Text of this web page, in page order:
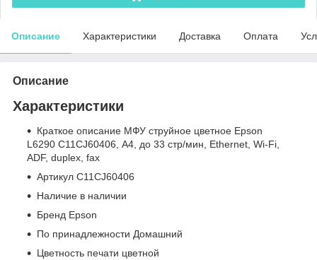
Описание Характеристики Доставка Оплата
Описание
Характеристики
Краткое описание МФУ струйное цветное Epson
L6290 C11CJ60406, А4, до 33 стр/мин, Ethernet, Wi-Fi,
ADF, duplex, fax
Артикул C11CJ60406
Наличие в наличии
Бренд Epson
По принадлежности Домашний
Цветность печати цветной